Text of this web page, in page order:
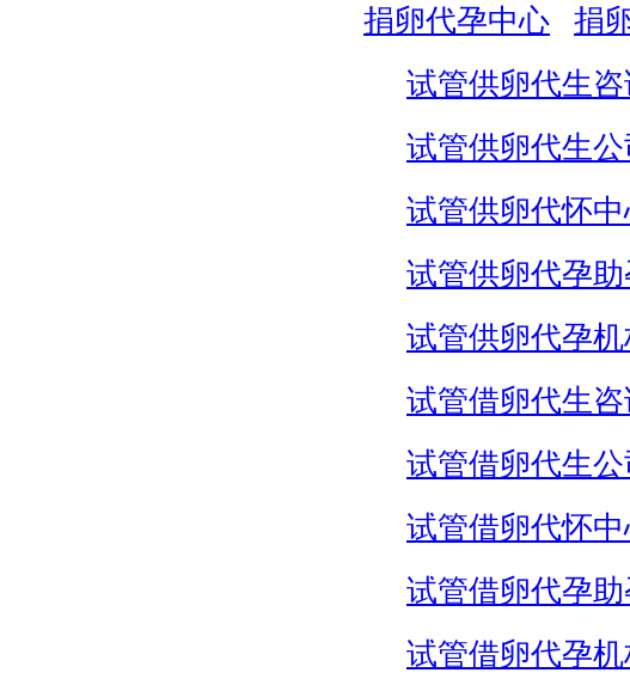
捐卵代孕中心
捐
试管供卵代生咨
试管供卵代生公
试管供卵代怀
试管供卵代孕助
试管供卵代孕机
试管借卵代生咨
试管借卵代生公
试管借卵代怀
试管借卵代孕助
试管借卵代孕机